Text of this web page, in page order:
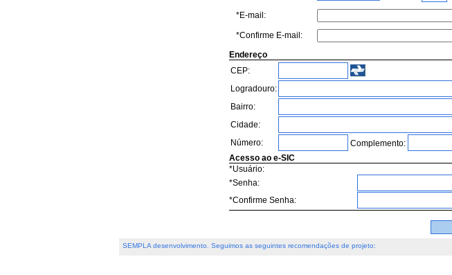
*E-mail:
*Confirme E-mail:
Endereço
CEP:
Logradouro:
Bairro:
Cidade:
Número:
Complemento:
Acesso ao e-SIC
*Usuário:
*Senha:
*Confirme Senha:
SEMPLA desenvolvimento. Seguimos as seguintes recomendações de projeto: